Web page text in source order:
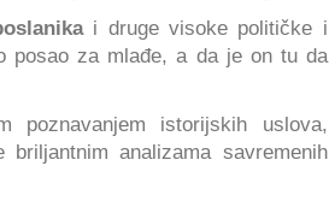
i druge visoke političke i
posao za mlađe, a da je on tu da
poznavanjem istorijskih uslova,
analizama savremenih